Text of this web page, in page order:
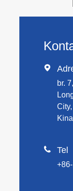

br.
Kina
 Tel